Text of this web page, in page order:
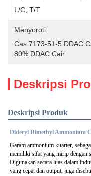
L/C, T/T
Menyoroti:
Cas 7173-51-5 DDAC
80% DDAC Cair
Deskripsi
Deskripsi Produk
Didecyl Dimethyl Ammonium
Garam ammonium kuarter,
memiliki sifat yang mirip dengan
Digunakan secara luas dalam
yang cepat dan output, juga